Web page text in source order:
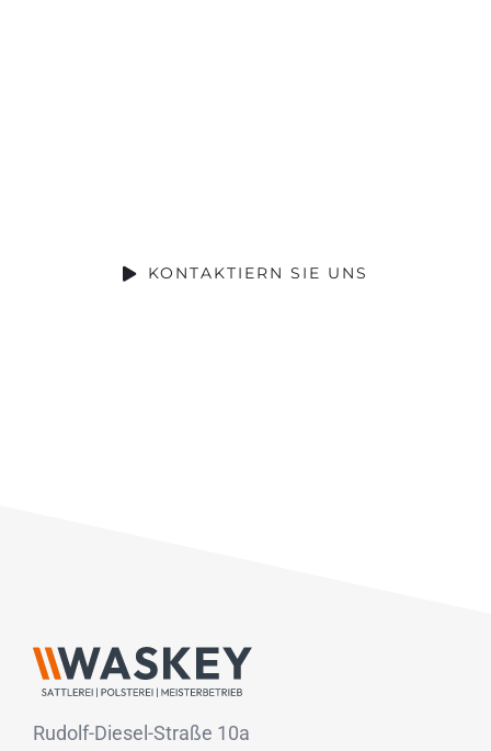
KONTAKTIERN SIE UNS
Rudolf-Diesel-Straße 10a